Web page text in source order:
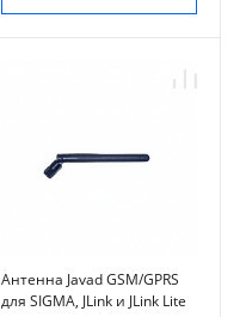
Антенна Javad GSM/GPRS
для SIGMA, JLink и JLink Lite